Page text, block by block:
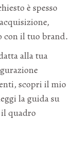
è spesso
con il tuo brand.
alla tua
scopri il mio
la guida su
quadro